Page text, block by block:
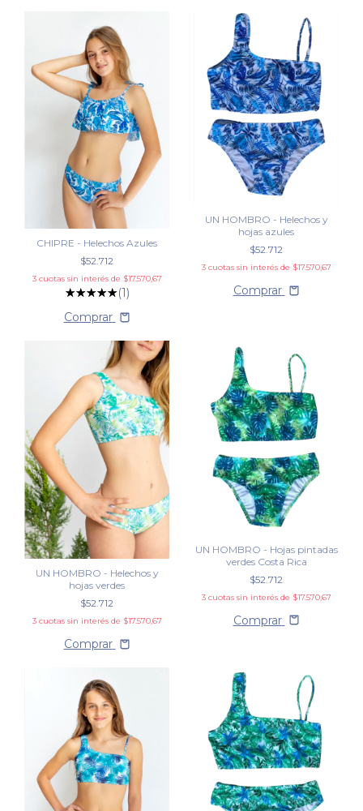
CHIPRE - Helechos Azules
$52.712
3 cuotas sin interés de $17.570,67
(1)
Comprar
UN HOMBRO - Helechos y
hojas azules
$52.712
3 cuotas sin interés de $17.570,67
Comprar
UN HOMBRO - Helechos y
hojas verdes
$52.712
3 cuotas sin interés de $17.570,67
Comprar
UN HOMBRO - Hojas pintadas
verdes Costa Rica
$52.712
3 cuotas sin interés de $17.570,67
Comprar